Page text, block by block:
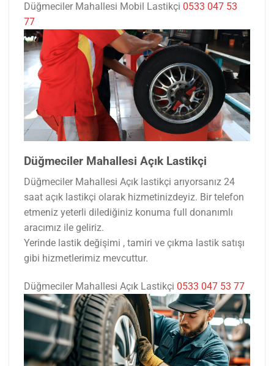
Düğmeciler Mahallesi Mobil Lastikçi 0533 047 53
77
Düğmeciler Mahallesi Açık Lastikçi
Düğmeciler Mahallesi Açık lastikçi arıyorsanız 24
saat açık lastikçi olarak hizmetinizdeyiz. Bir telefon
etmeniz yeterli dilediğiniz konuma full donanımlı
aracımız ile geliriz.
Yerinde lastik değişimi , tamiri ve çıkma lastik satışı
gibi hizmetlerimiz mevcuttur.
Düğmeciler Mahallesi Açık Lastikçi 0533 047 53 77